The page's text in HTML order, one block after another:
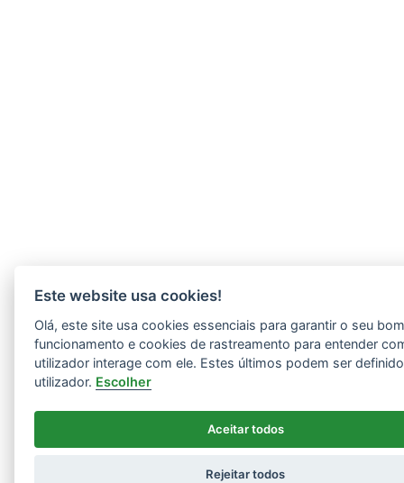
Este website usa cookies!
Olá, este site usa cookies essenciais para garantir o seu
funcionamento e cookies de rastreamento para entender
utilizador interage com ele. Estes últimos podem ser
utilizador. Escolher
Aceitar todos
Rejeitar todos